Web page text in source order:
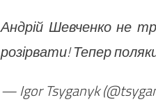
Андрій Шевченко не
розірвати! Тепер
— Igor Tsyganyk